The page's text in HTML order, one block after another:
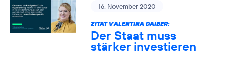
16. November 2020
ZITAT VALENTINA DAIBER:
Der Staat muss
stärker investieren